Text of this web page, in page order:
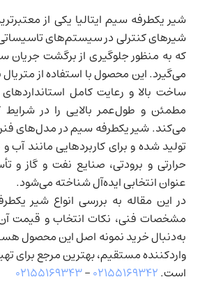
شیر یکطرفه سیم ایتالیا یکی از
شیرهای کنترلی در سیستم‌های
که به منظور جلوگیری از برگشت جریان
می‌گیرد. این محصول با استفاده از
ساخت بالا و رعایت کامل
مطمئن و طول‌عمر بالایی را در
می‌کند. شیر یکطرفه سیم در مدل‌های
تولید شده و برای کاربردهایی مانند
حرارتی و برودتی، صنایع نفت و گاز و
عنوان انتخابی ایده‌آل شناخته می‌شود.
در این مقاله به بررسی انواع شیر
مشخصات فنی، نکات انتخاب و قیمت
به‌دنبال خرید نمونه اصل این محصول
واردکننده مستقیم، بهترین مرجع برای
است.۰۲۱۵۵۱۶۹۳۴۲–۰۲۱۵۵۱۶۹۳۴۳